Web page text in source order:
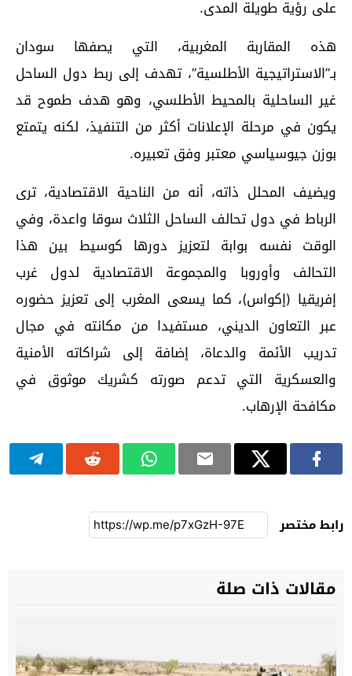
على رؤية طويلة المدى.
هذه المقاربة المغربية، التي يصفها سودان
بـ”الاستراتيجية الأطلسية”، تهدف إلى ربط دول الساحل
غير الساحلية بالمحيط الأطلسي، وهو هدف طموح قد
يكون في مرحلة الإعلانات أكثر من التنفيذ، لكنه يتمتع
بوزن جيوسياسي معتبر وفق تعبيره.
ويضيف المحلل ذاته، أنه من الناحية الاقتصادية، ترى
الرباط في دول تحالف الساحل الثلاث سوقا واعدة، وفي
الوقت نفسه بوابة لتعزيز دورها كوسيط بين هذا
التحالف وأوروبا والمجموعة الاقتصادية لدول غرب
إفريقيا (إكواس)، كما يسعى المغرب إلى تعزيز حضوره
عبر التعاون الديني، مستفيدا من مكانته في مجال
تدريب الأئمة والدعاة، إضافة إلى شراكاته الأمنية
والعسكرية التي تدعم صورته كشريك موثوق في
مكافحة الإرهاب.
رابط مختصر
مقالات ذات صلة